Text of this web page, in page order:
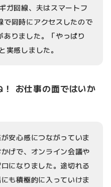
ガ回線、夫はスマートフ
で同時にアクセスしたので
ありました。「やっぱり
実感しました。
お仕事の面ではいか
安心感につながっていま
げで、オンライン会議や
になりました。途切れる
も積極的に入っていけま